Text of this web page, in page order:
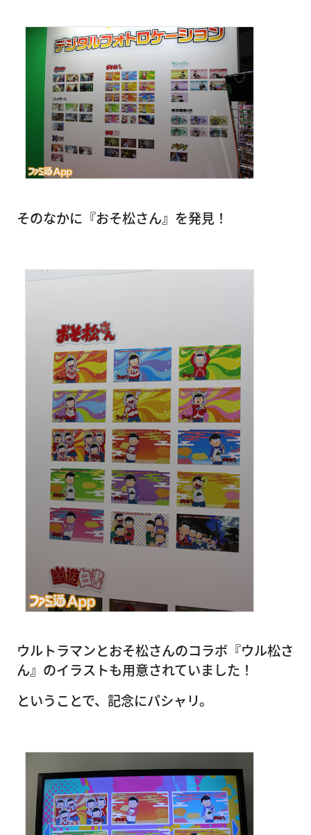
そのなかに『おそ松さん』を発見！
ウルトラマンとおそ松さんのコラボ『ウル松さ
ん』のイラストも用意されていました！
ということで、記念にパシャリ。